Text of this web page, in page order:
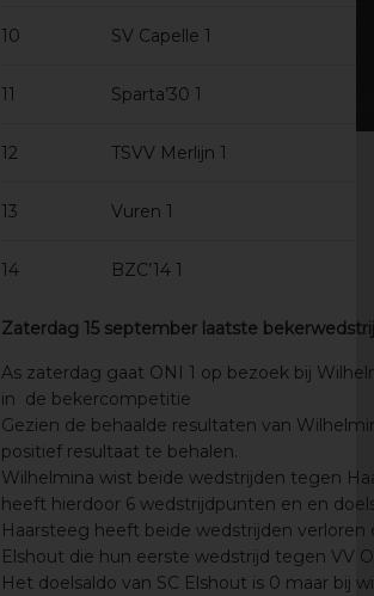
10 SV Capelle 1
11 Sparta’30 1
12 TSVV Merlijn 1
13 Vuren 1
14 BZC’14 1
Zaterdag 15 september laatste
As zaterdag gaat ONI 1 op bezoek bij
in de bekercompetitie
Gezien de behaalde resultaten van
positief resultaat te behalen.
Wilhelmina wist beide wedstrijden tegen
heeft hierdoor 6 wedstrijdpunten en en
Haarsteeg heeft beide wedstrijden
Elshout die hun eerste wedstrijd tegen VV
Het doelsaldo van SC Elshout is 0 maar bij